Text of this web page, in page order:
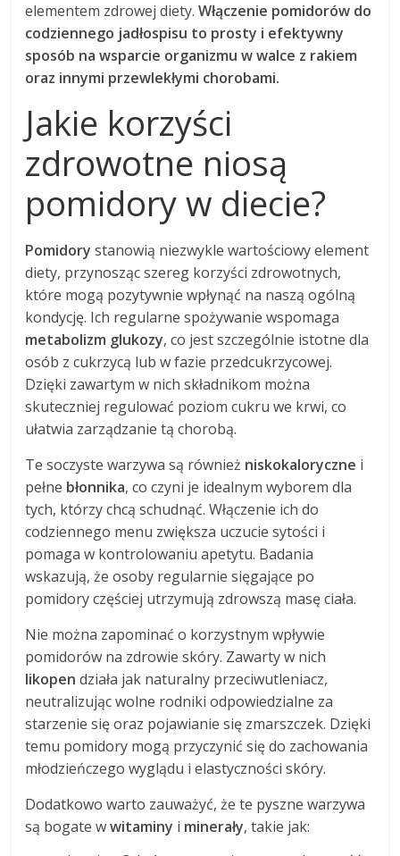
elementem zdrowej diety.Włączenie pomidorów do
codziennego jadłospisu to prosty i efektywny
sposób na wsparcie organizmu w walce z rakiem
oraz innymi przewlekłymi chorobami.
Jakie korzyści
zdrowotne niosą
pomidory w diecie?
Pomidory stanowią niezwykle wartościowy element
diety, przynosząc szereg korzyści zdrowotnych,
które mogą pozytywnie wpłynąć na naszą ogólną
kondycję. Ich regularne spożywanie wspomaga
metabolizm glukozy, co jest szczególnie istotne dla
osób z cukrzycą lub w fazie przedcukrzycowej.
Dzięki zawartym w nich składnikom można
skuteczniej regulować poziom cukru we krwi, co
ułatwia zarządzanie tą chorobą.
Te soczyste warzywa są również niskokaloryczne i
pełne błonnika, co czyni je idealnym wyborem dla
tych, którzy chcą schudnąć. Włączenie ich do
codziennego menu zwiększa uczucie sytości i
pomaga w kontrolowaniu apetytu. Badania
wskazują, że osoby regularnie sięgające po
pomidory częściej utrzymują zdrowszą masę ciała.
Nie można zapominać o korzystnym wpływie
pomidorów na zdrowie skóry. Zawarty w nich
likopen działa jak naturalny przeciwutleniacz,
neutralizując wolne rodniki odpowiedzialne za
starzenie się oraz pojawianie się zmarszczek. Dzięki
temu pomidory mogą przyczynić się do zachowania
młodzieńczego wyglądu i elastyczności skóry.
Dodatkowo warto zauważyć, że te pyszne warzywa
są bogate wwitaminy i minerały, takie jak: